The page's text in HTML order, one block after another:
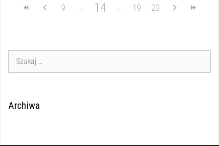
9 14 19 20
Archiwa